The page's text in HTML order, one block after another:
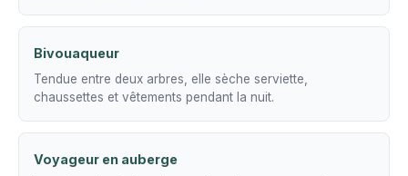
Bivouaqueur
Tendue entre deux arbres, elle sèche serviette,
chaussettes et vêtements pendant la nuit.
Voyageur en auberge